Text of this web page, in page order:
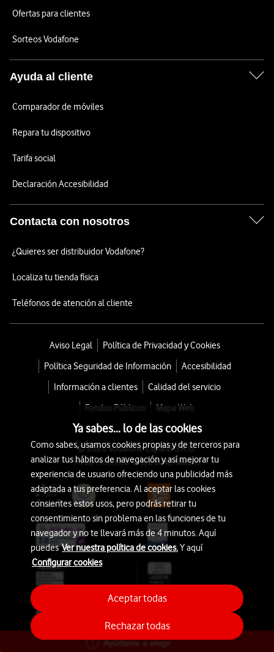
Ayúdame a elegir
Ofertas para clientes
Sorteos Vodafone
Ayuda al cliente
Comparador de móviles
Repara tu dispositivo
Tarifa social
Declaración Accesibilidad
Contacta con nosotros
¿Quieres ser distribuidor Vodafone?
Localiza tu tienda física
Teléfonos de atención al cliente
Aviso Legal
Política de Privacidad y Cookies
Política Seguridad de Información
Accesibilidad
Información a clientes
Calidad del servicio
Fondos Públicos
Mapa Web
© 2026 Vodafone España S.A.U.
Avda. América 115, 28042 Madrid
Ya sabes... lo de las cookies
Como sabes, usamos cookies propias y de terceros para
analizar tus hábitos de navegación y así mejorar tu
experiencia de usuario ofreciendo una publicidad más
adaptada a tus preferencia. Al aceptar las cookies
consientes estos usos, pero podrás retirar tu
consentimiento sin problema en las funciones de tu
navegador y no te llevará más de 4 minutos. Aquí
puedesVer nuestra política de cookies.Y aquí
Configurar cookies
Rechazar todas
Aceptar todas